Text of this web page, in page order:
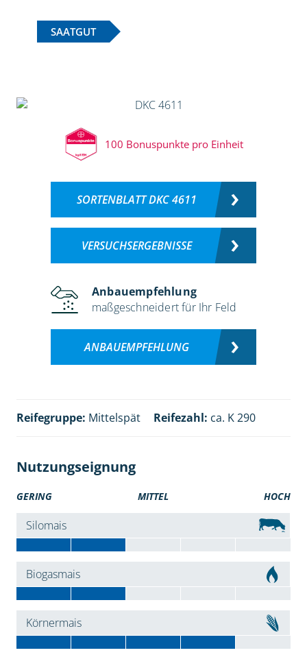
SAATGUT
100 Bonuspunkte pro Einheit
SORTENBLATT DKC 4611
VERSUCHSERGEBNISSE
Anbauempfehlung
maßgeschneidert für Ihr Feld
ANBAUEMPFEHLUNG
Reifegruppe: Mittelspät Reifezahl: ca. K 290
Nutzungseignung
GERING MITTEL HOCH
Silomais
Biogasmais
Körnermais